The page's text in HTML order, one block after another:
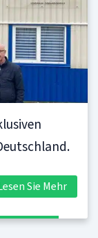
Sie Mehr